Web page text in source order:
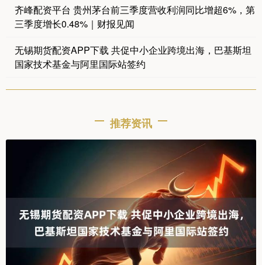
齐峰配资平台 贵州茅台前三季度营收利润同比增超6%，第
三季度增长0.48%｜财报见闻
无锡期货配资APP下载 共促中小企业跨境出海，巴基斯坦
国家技术基金与阿里国际站签约
推荐资讯